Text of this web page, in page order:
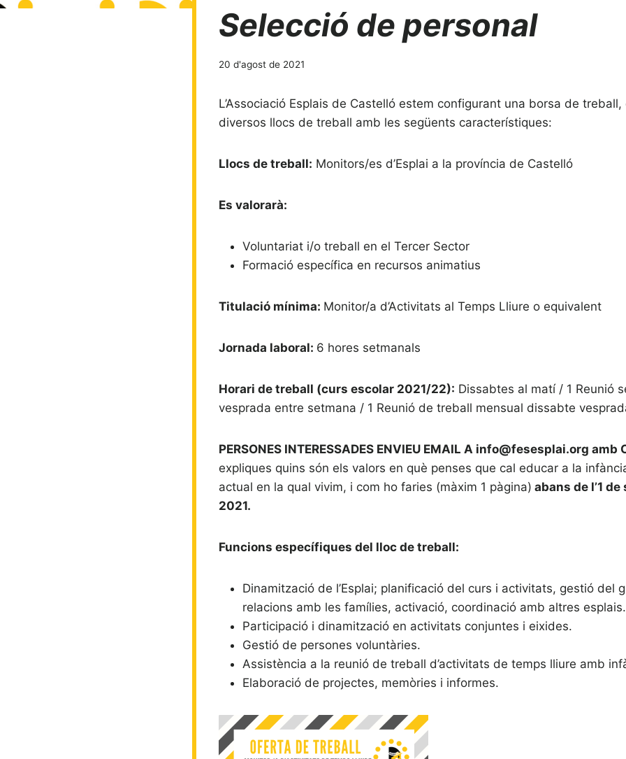
Selecció de personal
20 d'agost de 2021
L’Associació Esplais de Castelló estem configurant una borsa de treball,
diversos llocs de treball amb les següents característiques:
Llocs de treball: Monitors/es d’Esplai a la província de Castelló
Es valorarà:
Voluntariat i/o treball en el Tercer Sector
Formació específica en recursos animatius
Titulació mínima: Monitor/a d’Activitats al Temps Lliure o equivalent
Jornada laboral: 6 hores setmanals
Horari de treball (curs escolar 2021/22): Dissabtes al matí / 1 Reunió
vesprada entre setmana / 1 Reunió de treball mensual dissabte
PERSONES INTERESSADES ENVIEU EMAIL A info@fesesplai.org amb
expliques quins són els valors en què penses que cal educar a la
actual en la qual vivim, i com ho faries (màxim 1 pàgina) abans de l’1
2021.
Funcions específiques del lloc de treball:
Dinamització de l’Esplai; planificació del curs i activitats, gestió del
relacions amb les famílies, activació, coordinació amb altres esplais.
Participació i dinamització en activitats conjuntes i eixides.
Gestió de persones voluntàries.
Assistència a la reunió de treball d’activitats de temps lliure amb
Elaboració de projectes, memòries i informes.